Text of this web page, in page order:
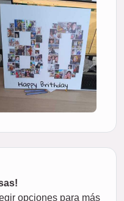
opciones para más